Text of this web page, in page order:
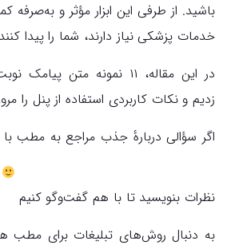
باشید. از طرفی این ابزار مؤثر و به‌صرفه
خدمات پزشکی نیاز دارند، شما را پیدا
در این مقاله، ۱۱ نمونه متن
زدیم و نکات کاربردی استفاده از پنل را
اگر سؤالی دربارهٔ جذب مراجع به مطب
نظرات بنویسید تا با هم گفت‌وگو کنیم
به‌ دنبال روش‌های تبلیغات برای مطب